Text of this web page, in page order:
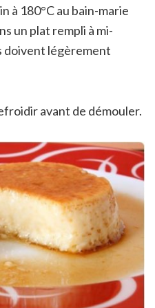
à 180°C au bain-marie
un plat rempli à mi-
doivent légèrement
avant de démouler.